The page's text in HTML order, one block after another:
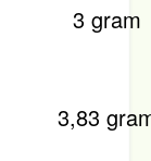
3 gram
3,83